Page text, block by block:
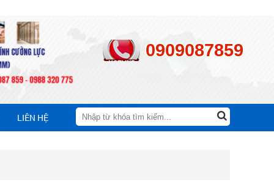
0909087859
LIÊN HỆ